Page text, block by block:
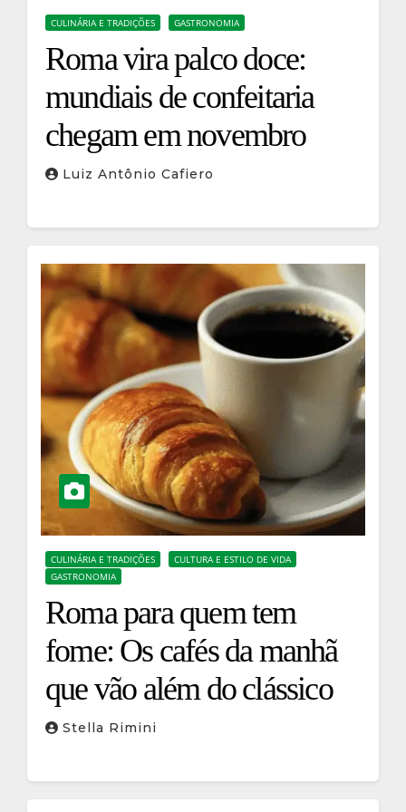
CULINÁRIA E TRADIÇÕES GASTRONOMIA
Roma vira palco doce:
mundiais de confeitaria
chegam em novembro
Luiz Antônio Cafiero
CULINÁRIA E TRADIÇÕES
CULTURA E ESTILO DE VIDA
GASTRONOMIA
Roma para quem tem
fome: Os cafés da manhã
que vão além do clássico
Stella Rimini